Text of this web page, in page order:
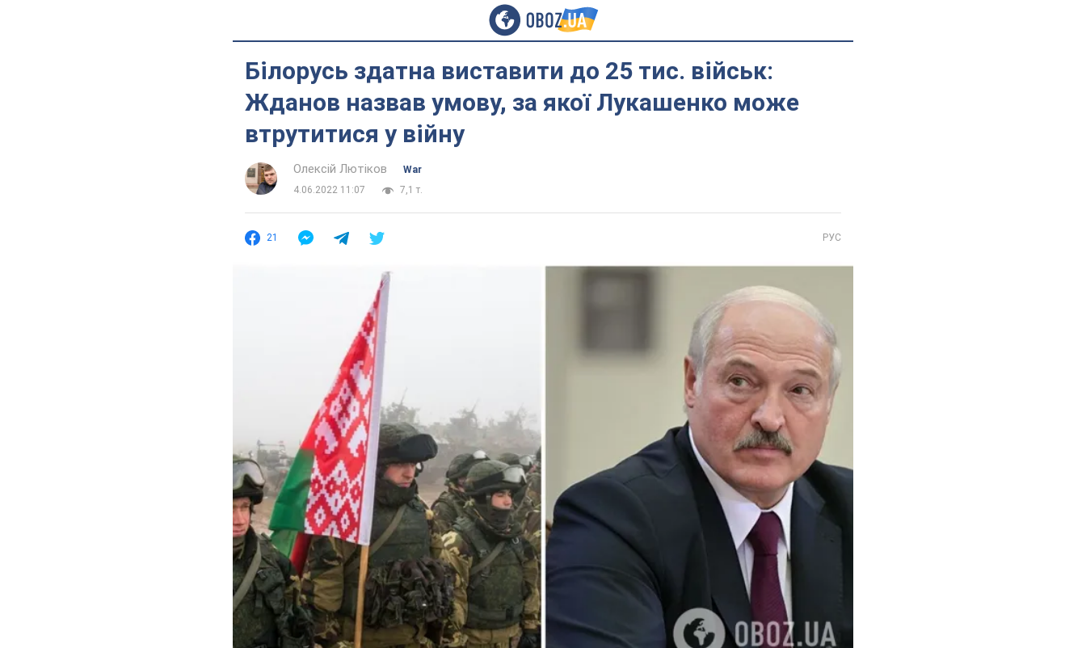
Білорусь здатна виставити до 25 тис. військ:
Жданов назвав умову, за якої Лукашенко може
втрутитися у війну
Олексій Лютіков
War
4.06.2022 11:07
7,1 т.
21 РУС